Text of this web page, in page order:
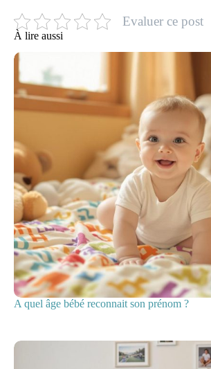
Evaluer ce post
À lire aussi
A quel âge bébé reconnait son prénom ?